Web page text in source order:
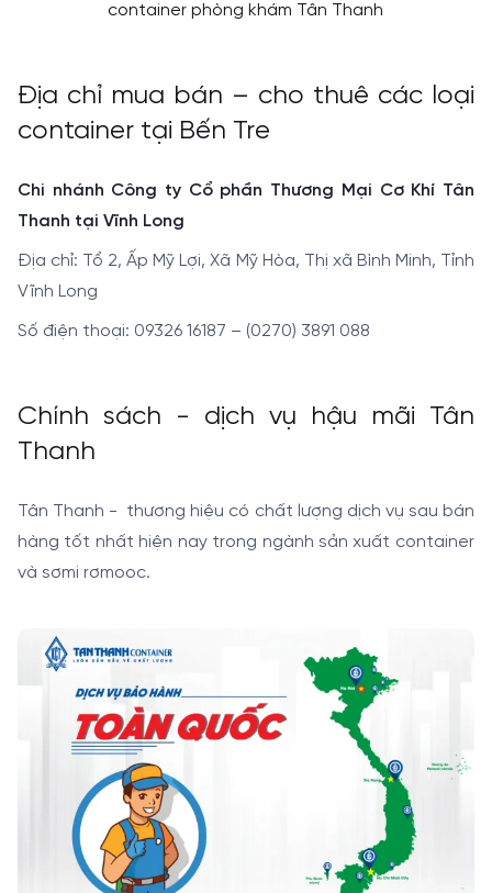
container phòng khám Tân Thanh
Địa chỉ mua bán – cho thuê các loại
container tại Bến Tre
Chi nhánh Công ty Cổ phần Thương Mại Cơ Khí Tân
Thanh tại Vĩnh Long
Địa chỉ: Tổ 2, Ấp Mỹ Lợi, Xã Mỹ Hòa, Thị xã Bình Minh, Tỉnh
Vĩnh Long
Số điện thoại: 09326 16187 – (0270) 3891 088
Chính sách - dịch vụ hậu mãi Tân
Thanh
Tân Thanh - thương hiệu có chất lượng dịch vụ sau bán
hàng tốt nhất hiện nay trong ngành sản xuất container
và sơmi rơmooc.